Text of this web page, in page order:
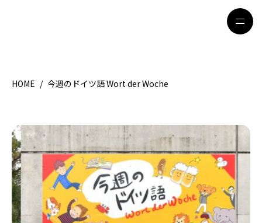
HOME
特集記事
観光ガイド
留学＆キャリア
ライフスタイル
著者一覧
ライター募集
HOME / 今週のドイツ語 Wort der Woche